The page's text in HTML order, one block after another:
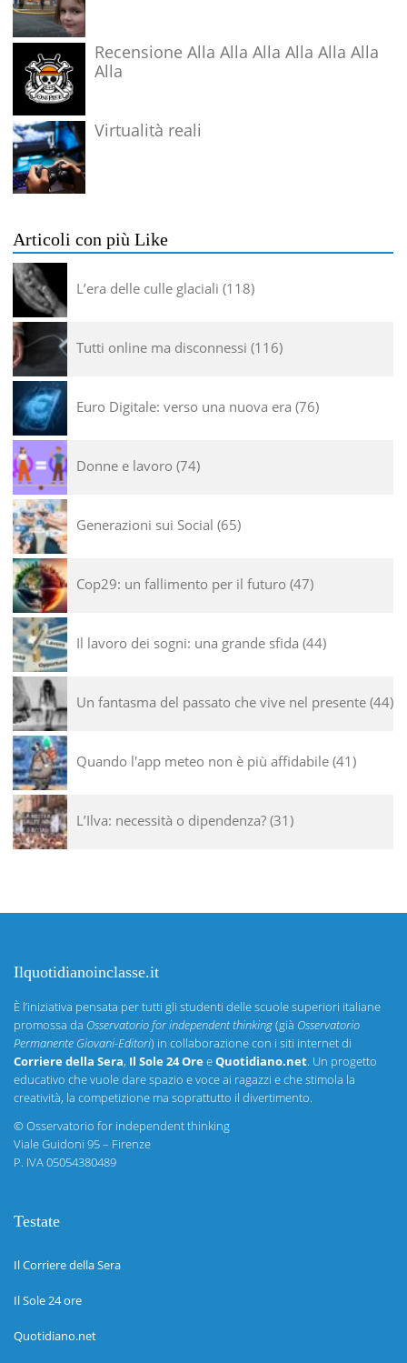
Recensione Alla Alla Alla Alla Alla Alla
Alla
Virtualità reali
Articoli con più Like
L’era delle culle glaciali 118
Tutti online ma disconnessi 116
Euro Digitale: verso una nuova era 76
Donne e lavoro 74
Generazioni sui Social 65
Cop29: un fallimento per il futuro 47
Il lavoro dei sogni: una grande sfida 44
Un fantasma del passato che vive nel presente 44
Quando l'app meteo non è più affidabile 41
L’Ilva: necessità o dipendenza? 31
Ilquotidianoinclasse.it
È l’iniziativa pensata per tutti gli studenti delle scuole superiori italiane
promossa da Osservatorio for independent thinking(già Osservatorio
Permanente Giovani-Editori) in collaborazione con i siti internet di
Corriere della Sera, Il Sole 24 OreeQuotidiano.net. Un progetto
educativo che vuole dare spazio e voce ai ragazzi e che stimola la
creatività, la competizione ma soprattutto il divertimento.
©Osservatorio for independent thinking
Viale Guidoni 95 – Firenze
P. IVA 05054380489
Testate
Il Corriere della Sera
Il Sole 24 ore
Quotidiano.net